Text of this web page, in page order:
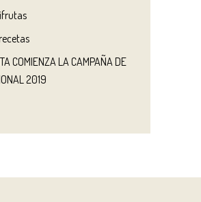
COMIENZA LA CAMPAÑA DE
2019